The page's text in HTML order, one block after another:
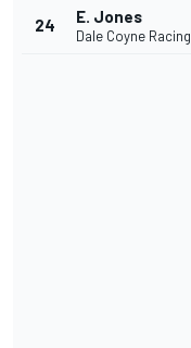
24 E. Jones
Dale Coyne Racing